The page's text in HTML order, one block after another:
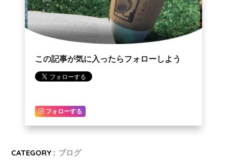
この記事が気に入ったらフォローしよう
フォローする
CATEGORY : ブログ